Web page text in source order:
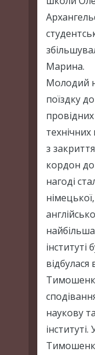
Марина.
Молодий
поїздку
технічних
з
кордон
нагоді
інституті
відбулася
наукову